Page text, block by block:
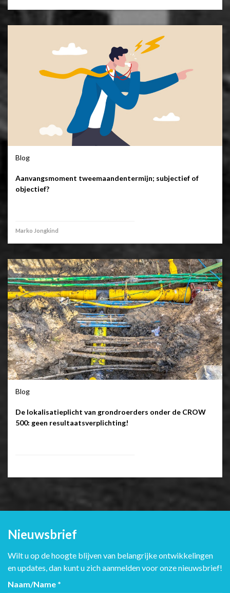
Blog
Aanvangsmoment tweemaandentermijn; subjectief of
objectief?
Marko Jongkind
Blog
De lokalisatieplicht van grondroerders onder de CROW
500: geen resultaatsverplichting!
Nieuwsbrief
Wilt u op de hoogte blijven van belangrijke ontwikkelingen
en updates, dan kunt u zich aanmelden voor onze nieuwsbrief!
Naam/Name *